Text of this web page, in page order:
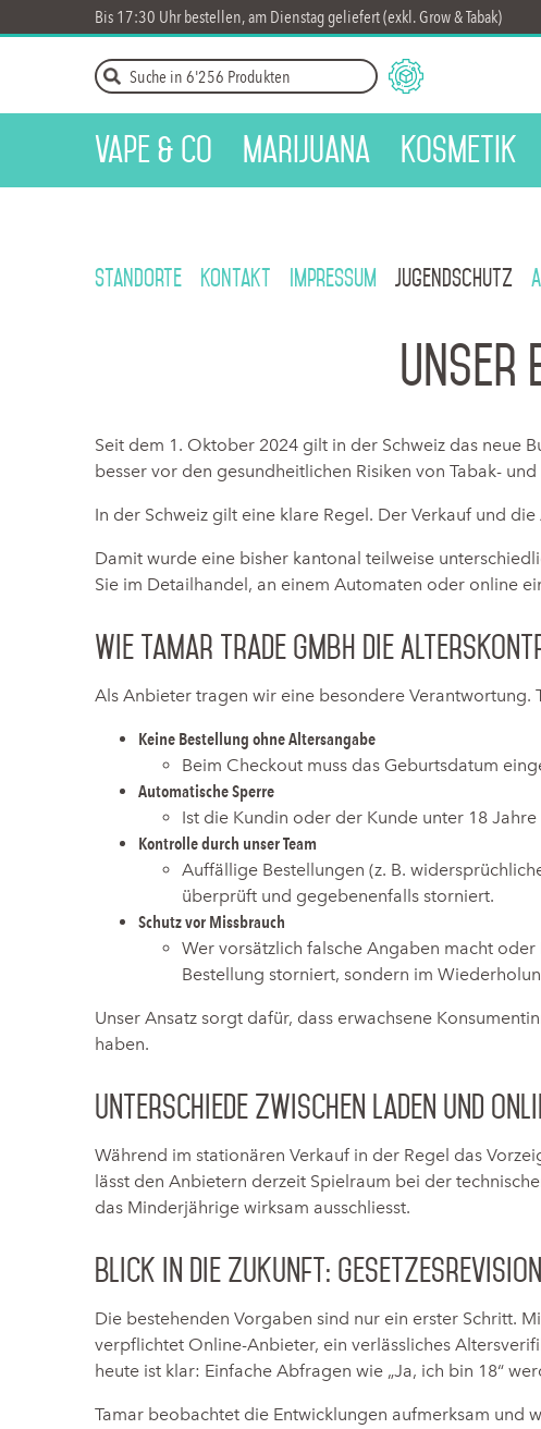
Bis 17:30 Uhr bestellen, am Dienstag geliefert (exkl. Grow & Tabak)
Vape & Co Marijuana Kosmetik
Standorte Kontakt Impressum Jugendschutz
Unser
Seit dem 1. Oktober 2024 gilt in der Schweiz das neue
besser vor den gesundheitlichen Risiken von Tabak-
In der Schweiz gilt eine klare Regel. Der Verkauf und
Damit wurde eine bisher kantonal teilweise
Sie im Detailhandel, an einem Automaten oder online
Wie Tamar Trade GmbH die
Als Anbieter tragen wir eine besondere Verantwortung.
Keine Bestellung ohne Altersangabe
Beim Checkout muss das Geburtsdatum
Automatische Sperre
Ist die Kundin oder der Kunde unter 18 Jahre
Kontrolle durch unser Team
Auffällige Bestellungen (z. B.
überprüft und gegebenenfalls storniert.
Schutz vor Missbrauch
Wer vorsätzlich falsche Angaben macht
Bestellung storniert, sondern im
Unser Ansatz sorgt dafür, dass erwachsene
haben.
Unterschiede zwischen Laden und
Während im stationären Verkauf in der Regel das
lässt den Anbietern derzeit Spielraum bei der
das Minderjährige wirksam ausschliesst.
Blick in die Zukunft:
Die bestehenden Vorgaben sind nur ein erster Schritt.
verpflichtet Online-Anbieter, ein verlässliches
heute ist klar: Einfache Abfragen wie „Ja, ich bin 18“
Tamar beobachtet die Entwicklungen aufmerksam und